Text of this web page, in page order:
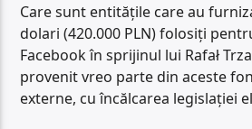
Care sunt entitățile care au
dolari (420.000 PLN) folosiți
Facebook în sprijinul lui Rafał
provenit vreo parte din aceste
externe, cu încălcarea legislației